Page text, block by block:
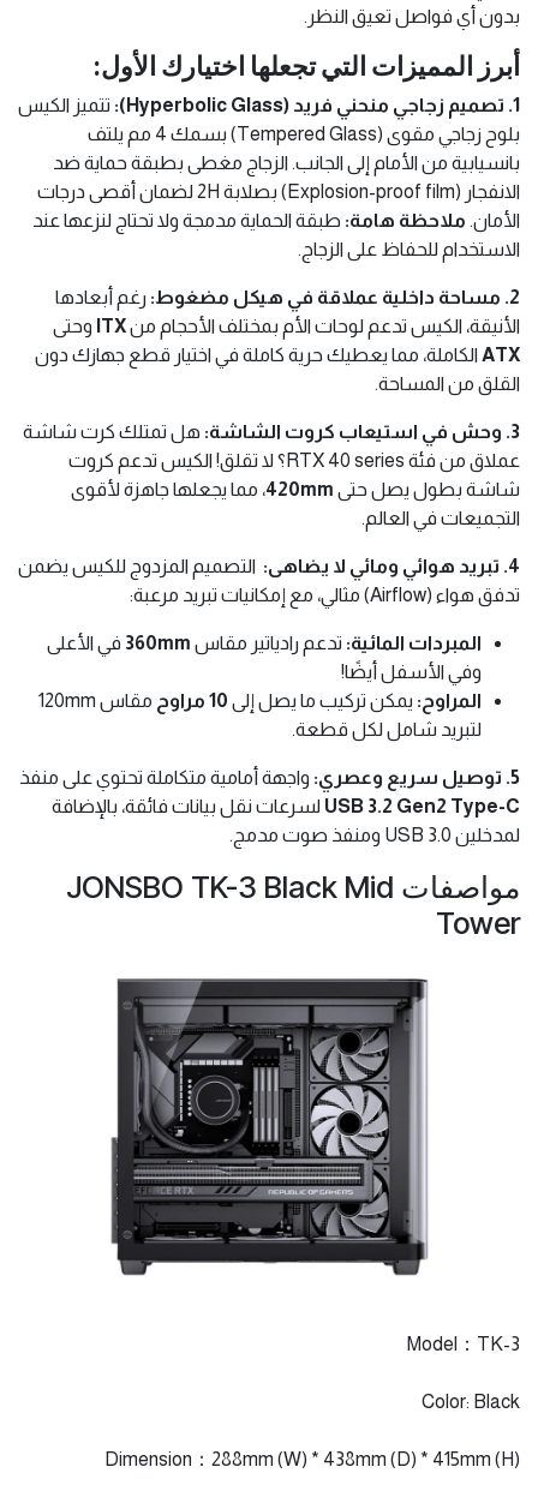
بدون أي فواصل تعيق النظر.
أبرز المميزات التي تجعلها اختيارك الأول:
1. تصميم زجاجي منحني فريد (Hyperbolic Glass):
تتميز الكيس
بلوح زجاجي مقوى (Tempered Glass) بسمك 4 مم يلتف
بانسيابية من الأمام إلى الجانب. الزجاج مغطى بطبقة حماية ضد
الانفجار (Explosion-proof film) بصلابة 2H لضمان أقصى درجات
الأمان. ملاحظة هامة: طبقة الحماية مدمجة ولا تحتاج لنزعها عند
الاستخدام للحفاظ على الزجاج.
2. مساحة داخلية عملاقة في هيكل مضغوط:
رغم أبعادها
الأنيقة، الكيس تدعم لوحات الأم بمختلف الأحجام منITX وحتى
ATX الكاملة، مما يعطيك حرية كاملة في اختيار قطع جهازك دون
القلق من المساحة.
3. وحش في استيعاب كروت الشاشة:
هل تمتلك كرت شاشة
عملاق من فئة RTX 40 series؟ لا تقلق! الكيس تدعم كروت
شاشة بطول يصل حتى 420mm، مما يجعلها جاهزة لأقوى
التجميعات في العالم.
4. تبريد هوائي ومائي لا يضاهى:
التصميم المزدوج للكيس يضمن
تدفق هواء (Airflow) مثالي، مع إمكانيات تبريد مرعبة:
المبردات المائية: تدعم رادياتير مقاس 360mm في الأعلى
وفي الأسفل أيضًا!
المراوح: يمكن تركيب ما يصل إلى 10 مراوح
مقاس 120mm
لتبريد شامل لكل قطعة.
5. توصيل سريع وعصري:
واجهة أمامية متكاملة تحتوي على منفذ
USB 3.2 Gen2 Type-C لسرعات نقل بيانات فائقة، بالإضافة
لمدخلين USB 3.0 ومنفذ صوت مدمج.
مواصفات JONSBO TK-3 Black Mid
Tower
Model：TK-3
Color: Black
Dimension：288mm (W) * 438mm (D) * 415mm (H)